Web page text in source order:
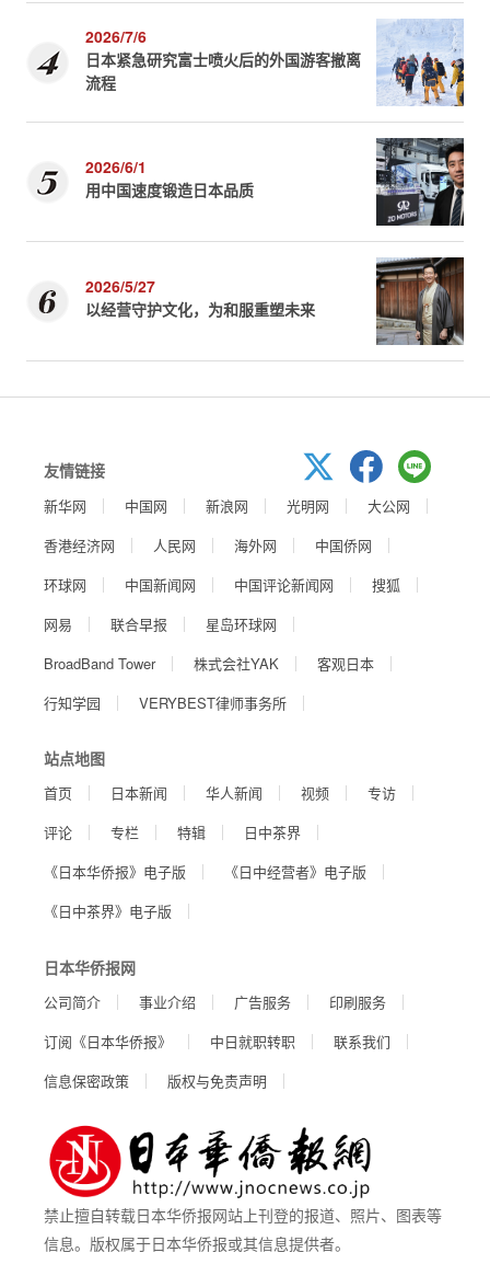
2026/7/6
日本紧急研究富士喷火后的外国游客撤离
流程
2026/6/1
用中国速度锻造日本品质
2026/5/27
以经营守护文化，为和服重塑未来
友情链接
新华网 中国网 新浪网 光明网
大公网
香港经济网
人民网 海外网
中国侨网
环球网
中国新闻网 中国评论新闻网
搜狐
网易
联合早报
星岛环球网
BroadBand Tower
株式会社YAK
客观日本
行知学园
VERYBEST律师事务所
站点地图
首页 日本新闻 华人新闻 视频
专访
评论
专栏 特辑
日中茶界
《日本华侨报》电子版
《日中经营者》电子版
《日中茶界》电子版
日本华侨报网
公司简介 事业介绍 广告服务
印刷服务
订阅《日本华侨报》
中日就职转职
联系我们
信息保密政策
版权与免责声明
禁止擅自转载日本华侨报网站上刊登的报道、照片、图表等
信息。版权属于日本华侨报或其信息提供者。